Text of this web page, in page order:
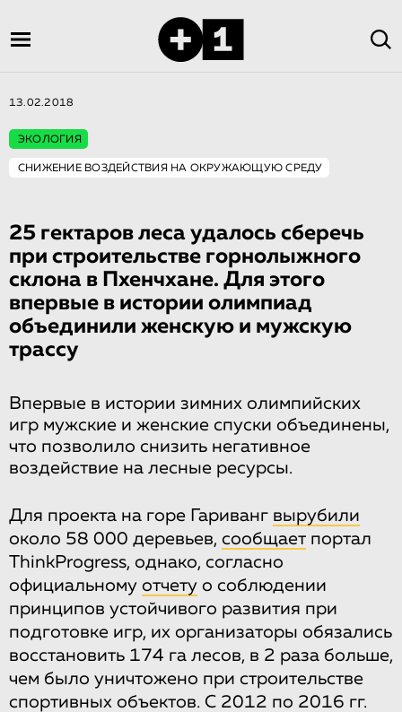
13.02.2018
ЭКОЛОГИЯ
СНИЖЕНИЕ ВОЗДЕЙСТВИЯ НА ОКРУЖАЮЩУЮ СРЕДУ
25 гектаров леса удалось сберечь
при строительстве горнолыжного
склона в Пхенчхане. Для этого
впервые в истории олимпиад
объединили женскую и мужскую
трассу
Впервые в истории зимних олимпийских
игр мужские и женские спуски объединены,
что позволило снизить негативное
воздействие на лесные ресурсы.
Для проекта на горе Гариванг вырубили
около 58 000 деревьев, сообщает портал
ThinkProgress, однако, согласно
официальному отчету о соблюдении
принципов устойчивого развития при
подготовке игр, их организаторы обязались
восстановить 174 га лесов, в 2 раза больше,
чем было уничтожено при строительстве
спортивных объектов. С 2012 по 2016 гг.